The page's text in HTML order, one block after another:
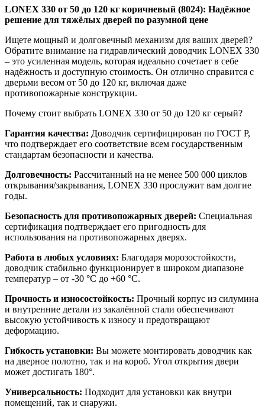
LONEX 330 от 50 до 120 кг коричневый (8024): Надёжное
решение для тяжёлых дверей по разумной цене
Ищете мощный и долговечный механизм для ваших дверей?
Обратите внимание на гидравлический доводчик LONEX 330
– это усиленная модель, которая идеально сочетает в себе
надёжность и доступную стоимость. Он отлично справится с
дверьми весом от 50 до 120 кг, включая даже
противопожарные конструкции.
Почему стоит выбрать LONEX 330 от 50 до 120 кг серый?
Гарантия качества: Доводчик сертифицирован по ГОСТ Р,
что подтверждает его соответствие всем государственным
стандартам безопасности и качества.
Долговечность: Рассчитанный на не менее 500 000 циклов
открывания/закрывания, LONEX 330 прослужит вам долгие
годы.
Безопасность для противопожарных дверей: Специальная
сертификация подтверждает его пригодность для
использования на противопожарных дверях.
Работа в любых условиях: Благодаря морозостойкости,
доводчик стабильно функционирует в широком диапазоне
температур – от -30 °C до +60 °C.
Прочность и износостойкость: Прочный корпус из силумина
и внутренние детали из закалённой стали обеспечивают
высокую устойчивость к износу и предотвращают
деформацию.
Гибкость установки: Вы можете монтировать доводчик как
на дверное полотно, так и на короб. Угол открытия двери
может достигать 180°.
Универсальность: Подходит для установки как внутри
помещений, так и снаружи.